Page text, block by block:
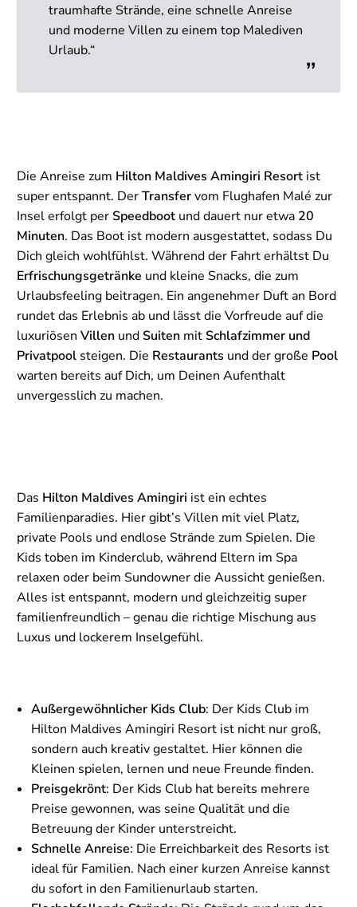
traumhafte Strände, eine schnelle Anreise
und moderne Villen zu einem top Malediven
Urlaub.“
Die Anreise zum Hilton Maldives Amingiri Resort ist
super entspannt. DerTransfervom Flughafen Malé zur
Insel erfolgt per Speedboot und dauert nur etwa 20
Minuten. Das Boot ist modern ausgestattet, sodass Du
Dich gleich wohlfühlst. Während der Fahrt erhältst Du
Erfrischungsgetränke und kleine Snacks, die zum
Urlaubsfeeling beitragen. Ein angenehmer Duft an Bord
rundet das Erlebnis ab und lässt die Vorfreude auf die
luxuriösen Villen und Suiten mit Schlafzimmer und
Privatpool steigen. Die Restaurants und der große Pool
warten bereits auf Dich, um Deinen Aufenthalt
unvergesslich zu machen.
Das Hilton Maldives Amingiri ist ein echtes
Familienparadies. Hier gibt’s Villen mit viel Platz,
private Pools und endlose Strände zum Spielen. Die
Kids toben im Kinderclub, während Eltern im Spa
relaxen oder beim Sundowner die Aussicht genießen.
Alles ist entspannt, modern und gleichzeitig super
familienfreundlich – genau die richtige Mischung aus
Luxus und lockerem Inselgefühl.
Außergewöhnlicher Kids Club: Der Kids Club im
Hilton Maldives Amingiri Resort ist nicht nur groß,
sondern auch kreativ gestaltet. Hier können die
Kleinen spielen, lernen und neue Freunde finden.
Preisgekrönt: Der Kids Club hat bereits mehrere
Preise gewonnen, was seine Qualität und die
Betreuung der Kinder unterstreicht.
Schnelle Anreise: Die Erreichbarkeit des Resorts ist
ideal für Familien. Nach einer kurzen Anreise kannst
du sofort in den Familienurlaub starten.